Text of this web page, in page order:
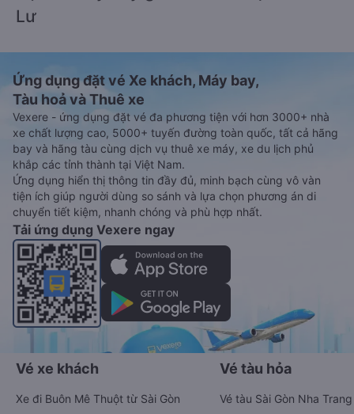
Lư
Ứng dụng đặt vé Xe khách, Máy bay,
Tàu hoả và Thuê xe
Vexere - ứng dụng đặt vé đa phương tiện với hơn 3000+ nhà
xe chất lượng cao, 5000+ tuyến đường toàn quốc, tất cả hãng
bay và hãng tàu cùng dịch vụ thuê xe máy, xe du lịch phủ
khắp các tỉnh thành tại Việt Nam.
Ứng dụng hiển thị thông tin đầy đủ, minh bạch cùng vô vàn
tiện ích giúp người dùng so sánh và lựa chọn phương án di
chuyển tiết kiệm, nhanh chóng và phù hợp nhất.
Tải ứng dụng Vexere ngay
Vé xe khách
Xe đi Buôn Mê Thuột từ Sài Gòn
Vé tàu hỏa
Vé tàu Sài Gòn Nha Trang